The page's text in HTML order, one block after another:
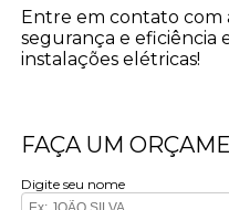
Entre em contato com
segurança e eficiência
instalações elétricas!
FAÇA UM
Digite seu nome